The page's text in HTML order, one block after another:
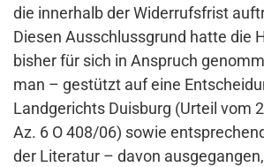
die innerhalb der Widerrufsfrist
Diesen Ausschlussgrund hatte die
bisher für sich in Anspruch
man – gestützt auf eine
Landgerichts Duisburg (Urteil vom
Az. 6 O 408/06) sowie
der Literatur – davon